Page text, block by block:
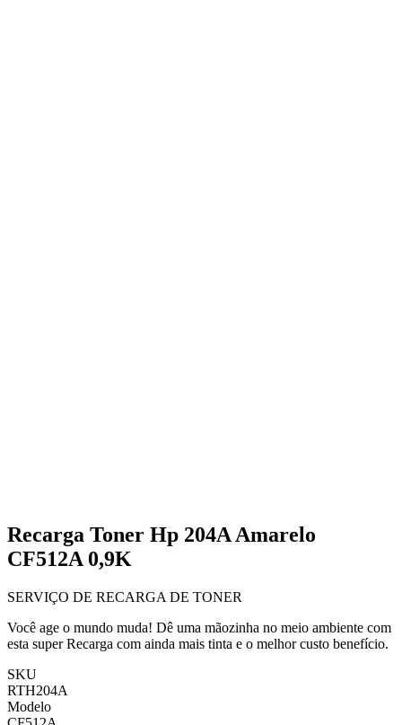
Recarga Toner Hp 204A Amarelo
CF512A 0,9K
SERVIÇO DE RECARGA DE TONER
Você age o mundo muda! Dê uma mãozinha no meio ambiente com
esta super Recarga com ainda mais tinta e o melhor custo benefício.
SKU
RTH204A
Modelo